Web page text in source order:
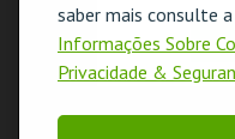
saber mais consulte
Informações Sobre
Privacidade &